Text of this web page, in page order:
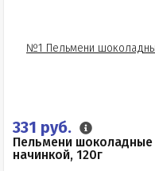
331 руб.
Пельмени
начинкой, 120г